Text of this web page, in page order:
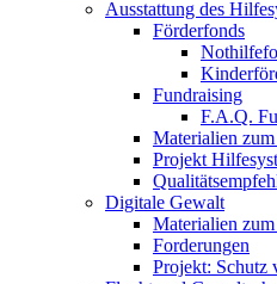
Ausstattung des
Förderfonds
Fundraising
F.A.Q.
Materialien
Projekt
Digitale Gewalt
Materialien
Forderungen
Projekt: Schutz